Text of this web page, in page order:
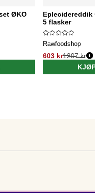
ØKO
Eplecidereddik
5 flasker
Rawfoodshop
603 kr1207 kr